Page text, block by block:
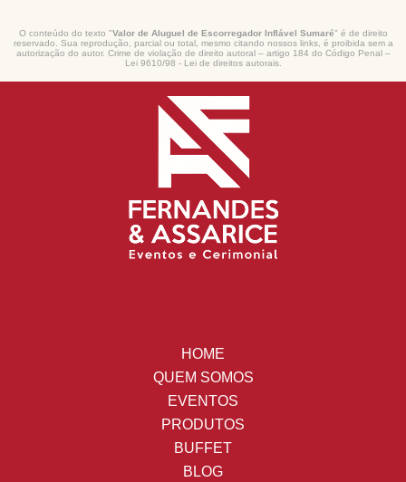
O conteúdo do texto "Valor de Aluguel de Escorregador Inflável Sumaré" é de direito
reservado. Sua reprodução, parcial ou total, mesmo citando nossos links, é proibida sem a
autorização do autor. Crime de violação de direito autoral – artigo 184 do Código Penal –
Lei 9610/98 - Lei de direitos autorais.
HOME
QUEM SOMOS
EVENTOS
PRODUTOS
BUFFET
BLOG